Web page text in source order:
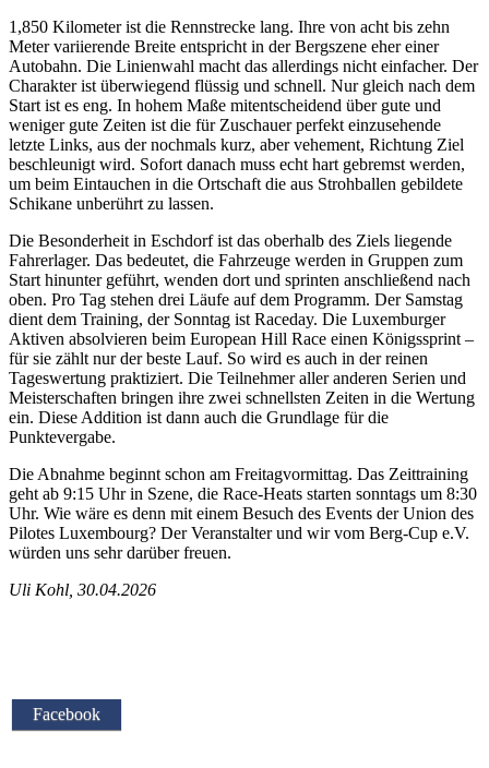
1,850 Kilometer ist die Rennstrecke lang. Ihre von acht bis zehn
Meter variierende Breite entspricht in der Bergszene eher einer
Autobahn. Die Linienwahl macht das allerdings nicht einfacher. Der
Charakter ist überwiegend flüssig und schnell. Nur gleich nach dem
Start ist es eng. In hohem Maße mitentscheidend über gute und
weniger gute Zeiten ist die für Zuschauer perfekt einzusehende
letzte Links, aus der nochmals kurz, aber vehement, Richtung Ziel
beschleunigt wird. Sofort danach muss echt hart gebremst werden,
um beim Eintauchen in die Ortschaft die aus Strohballen gebildete
Schikane unberührt zu lassen.
Die Besonderheit in Eschdorf ist das oberhalb des Ziels liegende
Fahrerlager. Das bedeutet, die Fahrzeuge werden in Gruppen zum
Start hinunter geführt, wenden dort und sprinten anschließend nach
oben. Pro Tag stehen drei Läufe auf dem Programm. Der Samstag
dient dem Training, der Sonntag ist Raceday. Die Luxemburger
Aktiven absolvieren beim European Hill Race einen Königssprint –
für sie zählt nur der beste Lauf. So wird es auch in der reinen
Tageswertung praktiziert. Die Teilnehmer aller anderen Serien und
Meisterschaften bringen ihre zwei schnellsten Zeiten in die Wertung
ein. Diese Addition ist dann auch die Grundlage für die
Punktevergabe.
Die Abnahme beginnt schon am Freitagvormittag. Das Zeittraining
geht ab 9:15 Uhr in Szene, die Race-Heats starten sonntags um 8:30
Uhr. Wie wäre es denn mit einem Besuch des Events der Union des
Pilotes Luxembourg? Der Veranstalter und wir vom Berg-Cup e.V.
würden uns sehr darüber freuen.
Uli Kohl, 30.04.2026
Facebook